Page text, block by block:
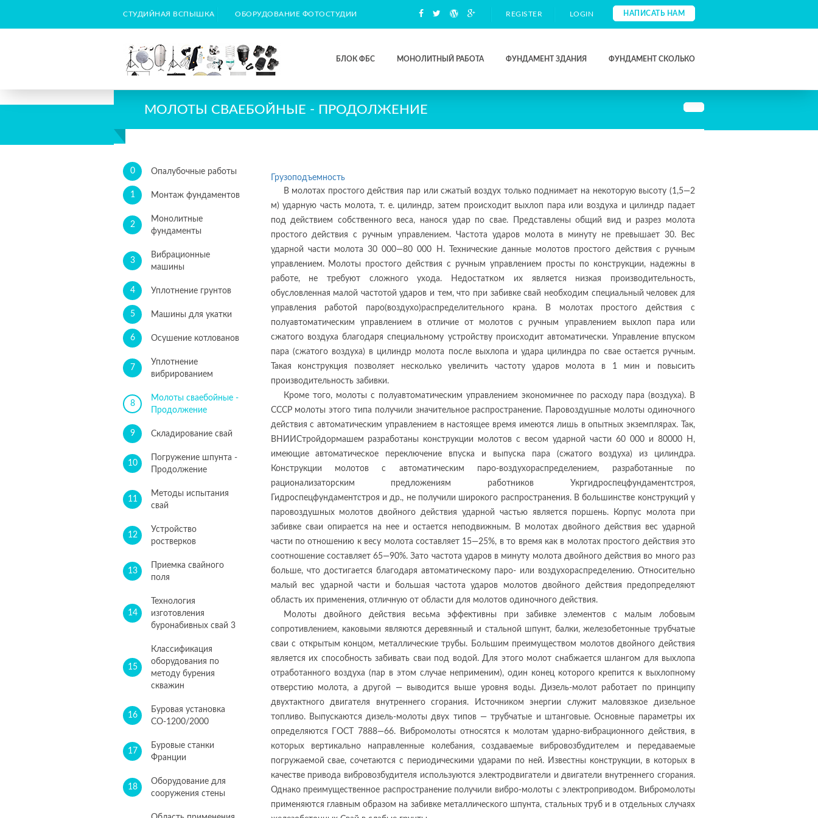
СТУДИЙНАЯ ВСПЫШКА ОБОРУДОВАНИЕ ФОТОСТУДИИ REGISTER LOGIN НАПИСАТЬ НАМ
БЛОК ФБС МОНОЛИТНЫЙ РАБОТА ФУНДАМЕНТ ЗДАНИЯ ФУНДАМЕНТ СКОЛЬКО
МОЛОТЫ СВАЕБОЙНЫЕ - ПРОДОЛЖЕНИЕ
0 Опалубочные работы
1 Монтаж фундаментов
2
Монолитные
фундаменты
3
Вибрационные
машины
4 Уплотнение грунтов
5 Машины для укатки
6 Осушение котлованов
7
Уплотнение
вибрированием
8
Молоты сваебойные -
Продолжение
9 Складирование свай
10
Погружение шпунта -
Продолжение
11
Методы испытания
свай
12
Устройство
ростверков
13
Приемка свайного
поля
14
Технология
изготовления
буронабивных свай 3
15
Классификация
оборудования по
методу бурения
скважин
16
Буровая установка
СО-1200/2000
17
Буровые станки
Франции
18
Оборудование для
сооружения стены
Грузоподъемность
В молотах простого действия пар или сжатый воздух только поднимает на некоторую высоту (1,5—2
м) ударную часть молота, т. е. цилиндр, затем происходит выхлоп пара или воздуха и цилиндр падает
под действием собственного веса, нанося удар по свае. Представлены общий вид и разрез молота
простого действия с ручным управлением. Частота ударов молота в минуту не превышает 30. Вес
ударной части молота 30 000—80 000 Н. Технические данные молотов простого действия с ручным
управлением. Молоты простого действия с ручным управлением просты по конструкции, надежны в
работе, не требуют сложного ухода. Недостатком их является низкая производительность,
обусловленная малой частотой ударов и тем, что при забивке свай необходим специальный человек для
управления работой паро(воздухо)распределительного крана. В молотах простого действия с
полуавтоматическим управлением в отличие от молотов с ручным управлением выхлоп пара или
сжатого воздуха благодаря специальному устройству происходит автоматически. Управление впуском
пара (сжатого воздуха) в цилиндр молота после выхлопа и удара цилиндра по свае остается ручным.
Такая конструкция позволяет несколько увеличить частоту ударов молота в 1 мин и повысить
производительность забивки.
Кроме того, молоты с полуавтоматическим управлением экономичнее по расходу пара (воздуха). В
СССР молоты этого типа получили значительное распространение. Паровоздушные молоты одиночного
действия с автоматическим управлением в настоящее время имеются лишь в опытных экземплярах. Так,
ВНИИСтройдормашем разработаны конструкции молотов с весом ударной части 60 000 и 80000 Н,
имеющие автоматическое переключение впуска и выпуска пара (сжатого воздуха) из цилиндра.
Конструкции молотов с автоматическим паро-воздухораспределением, разработанные по
рационализаторским предложениям работников Укргидроспецфундаментстроя,
Гидроспецфундаментстроя и др., не получили широкого распространения. В большинстве конструкций у
паровоздушных молотов двойного действия ударной частью является поршень. Корпус молота при
забивке сваи опирается на нее и остается неподвижным. В молотах двойного действия вес ударной
части по отношению к весу молота составляет 15—25%, в то время как в молотах простого действия это
соотношение составляет 65—90%. Зато частота ударов в минуту молота двойного действия во много раз
больше, что достигается благодаря автоматическому паро- или воздухораспределению. Относительно
малый вес ударной части и большая частота ударов молотов двойного действия предопределяют
область их применения, отличную от области для молотов одиночного действия.
Молоты двойного действия весьма эффективны при забивке элементов с малым лобовым
сопротивлением, каковыми являются деревянный и стальной шпунт, балки, железобетонные трубчатые
сваи с открытым концом, металлические трубы. Большим преимуществом молотов двойного действия
является их способность забивать сваи под водой. Для этого молот снабжается шлангом для выхлопа
отработанного воздуха (пар в этом случае неприменим), один конец которого крепится к выхлопному
отверстию молота, а другой — выводится выше уровня воды. Дизель-молот работает по принципу
двухтактного двигателя внутреннего сгорания. Источником энергии служит маловязкое дизельное
топливо. Выпускаются дизель-молоты двух типов — трубчатые и штанговые. Основные параметры их
определяются ГОСТ 7888—66. Вибромолоты относятся к молотам ударно-вибрационного действия, в
которых вертикально направленные колебания, создаваемые вибровозбудителем и передаваемые
погружаемой свае, сочетаются с периодическими ударами по ней. Известны конструкции, в которых в
качестве привода вибровозбудителя используются электродвигатели и двигатели внутреннего сгорания.
Однако преимущественное распространение получили вибро-молоты с электроприводом. Вибромолоты
применяются главным образом на забивке металлического шпунта, стальных труб и в отдельных случаях